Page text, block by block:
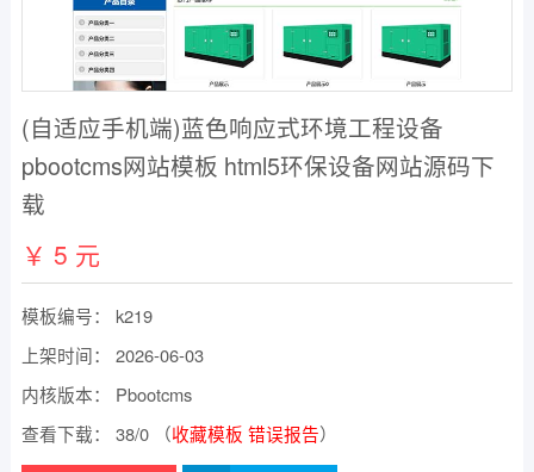
(自适应手机端)蓝色响应式环境工程设备
pbootcms网站模板 html5环保设备网站源码下
载
￥ 5 元
模板编号： k219
上架时间： 2026-06-03
内核版本： Pbootcms
查看下载： 38/0 （收藏模板 错误报告）